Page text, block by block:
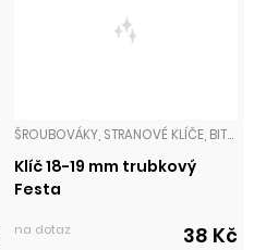
ŠROUBOVÁKY, STRANOVÉ KLÍČE, BITY, NÁSTAVCE, GOLA
Klíč 18-19 mm trubkový
Festa
na dotaz 38 Kč